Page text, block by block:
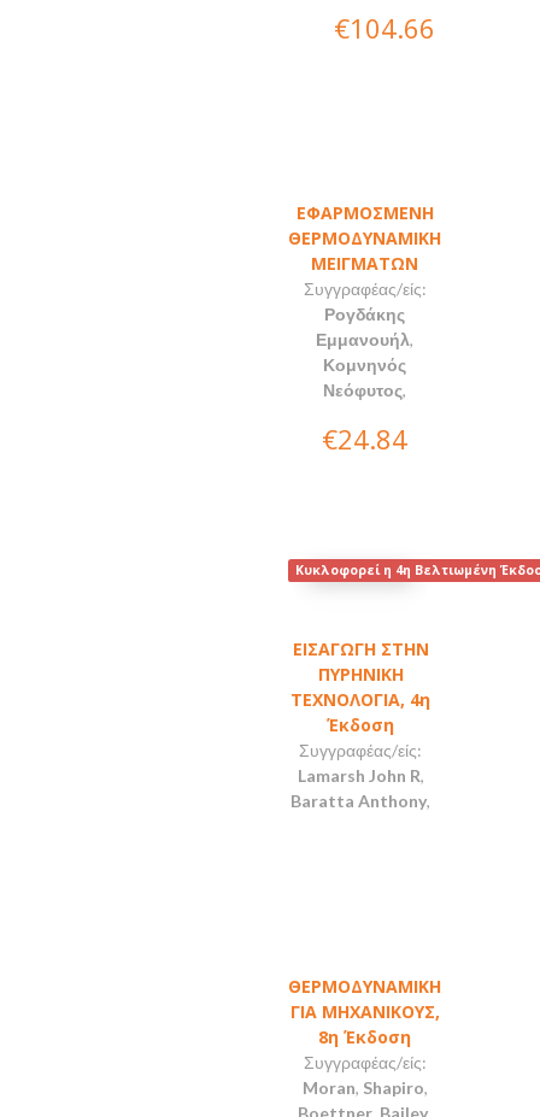
€104.66
ΕΦΑΡΜΟΣΜΕΝΗ
ΘΕΡΜΟΔΥΝΑΜΙΚΗ
ΜΕΙΓΜΑΤΩΝ
Συγγραφέας/είς:
Ρογδάκης
Εμμανουήλ,
Κομνηνός
Νεόφυτος,
€24.84
Κυκλοφορεί η 4η Βελτιωμένη
ΕΙΣΑΓΩΓΗ ΣΤΗΝ
ΠΥΡΗΝΙΚΗ
ΤΕΧΝΟΛΟΓΙΑ, 4η
Έκδοση
Συγγραφέας/είς:
Lamarsh John R,
Baratta Anthony,
ΘΕΡΜΟΔΥΝΑΜΙΚΗ
ΓΙΑ ΜΗΧΑΝΙΚΟΥΣ,
8η Έκδοση
Συγγραφέας/είς:
Moran, Shapiro,
Boettner Bailey